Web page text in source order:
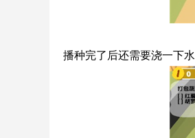
播种完了后还需要浇一下水